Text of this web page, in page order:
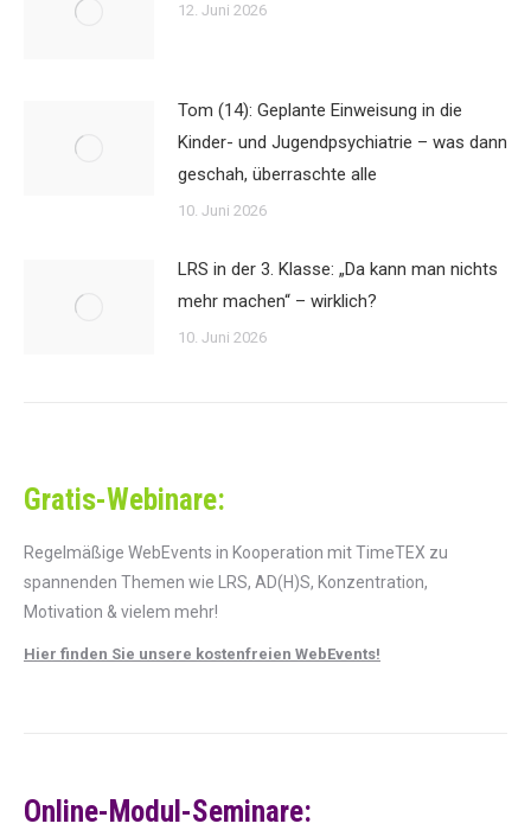
12. Juni 2026
Tom (14): Geplante Einweisung in die
Kinder- und Jugendpsychiatrie – was dann
geschah, überraschte alle
10. Juni 2026
LRS in der 3. Klasse: „Da kann man nichts
mehr machen“ – wirklich?
10. Juni 2026
Gratis-Webinare:
Regelmäßige WebEvents in Kooperation mit TimeTEX zu
spannenden Themen wie LRS, AD(H)S, Konzentration,
Motivation & vielem mehr!
Hier finden Sie unsere kostenfreien WebEvents!
Online-Modul-Seminare: